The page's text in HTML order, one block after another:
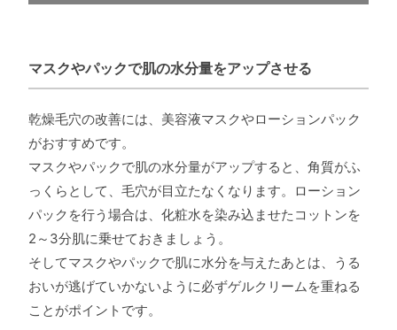
マスクやパックで肌の水分量をアップさせる
乾燥毛穴の改善には、美容液マスクやローションパック
がおすすめです。
マスクやパックで肌の水分量がアップすると、角質がふ
っくらとして、毛穴が目立たなくなります。ローション
パックを行う場合は、化粧水を染み込ませたコットンを
2～3分肌に乗せておきましょう。
そしてマスクやパックで肌に水分を与えたあとは、うる
おいが逃げていかないように必ずゲルクリームを重ねる
ことがポイントです。